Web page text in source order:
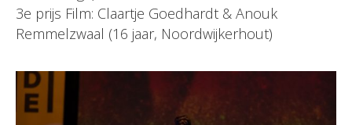
3e prijs Film: Claartje Goedhardt & Anouk
Remmelzwaal (16 jaar, Noordwijkerhout)